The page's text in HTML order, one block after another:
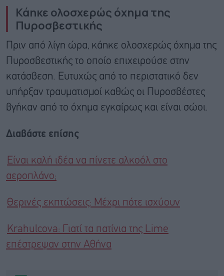
Κάηκε ολοσχερώς όχημα της
Πυροσβεστικής
Πριν από λίγη ώρα, κάηκε ολοσχερώς όχημα της
Πυροσβεστικής το οποίο επιχειρούσε στην
κατάσβεση. Ευτυχώς από το περιστατικό δεν
υπήρξαν τραυματισμοί καθώς οι Πυροσβέστες
βγήκαν από το όχημα εγκαίρως και είναι σώοι.
Διαβάστε επίσης
Είναι καλή ιδέα να πίνετε αλκοόλ στο
αεροπλάνο;
Θερινές εκπτώσεις: Μέχρι πότε ισχύουν
Krahulcova: Γιατί τα πατίνια της Lime
επέστρεψαν στην Αθήνα